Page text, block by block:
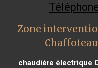
Zone
chaudière électrique